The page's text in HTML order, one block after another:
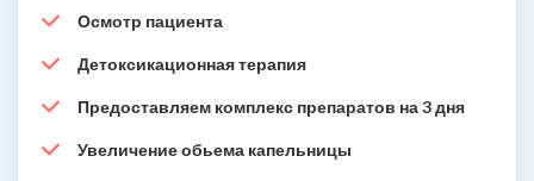
Осмотр пациента
Детоксикационная терапия
Предоставляем комплекс препаратов на 3 дня
Увеличение обьема капельницы